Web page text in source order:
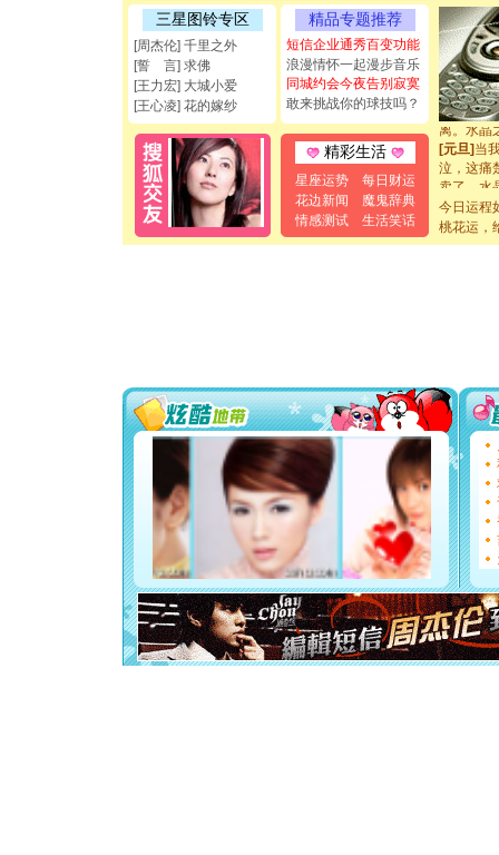
三星图铃专区
[周杰伦] 千里之外
[誓 言] 求佛
[王力宏] 大城小爱
[王心凌] 花的嫁纱
精品专题推荐
短信企业通秀百变功能
浪漫情怀一起漫步音乐
同城约会今夜告别寂寞
敢来挑战你的球技吗？
精彩生活
星座运势
每日财运
花边新闻
魔鬼辞典
情感测试
生活笑话
如意,快
[元旦]看
断电。爱
你是我专
[元旦]如
起；二是
离。水晶
[元旦]当
泣，这痛
卖了。水
[春节]风
颜！冬去
道一声平
能正大光
都要快乐
[圣诞节]
如意,快
[元旦]
看
断电。
你是我
[元旦]
如
起；二
离。水
[元旦]
泣，这痛
卖了。水
[春节]风
颜！冬去
今日运程
桃花运，